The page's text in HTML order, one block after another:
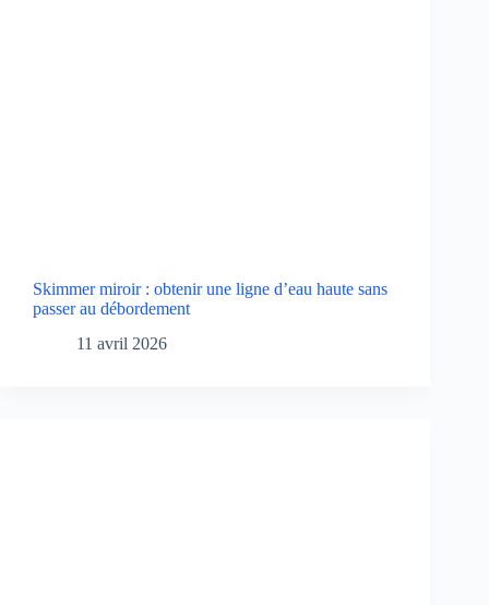
Skimmer miroir : obtenir une ligne d’eau haute sans
passer au débordement
11 avril 2026